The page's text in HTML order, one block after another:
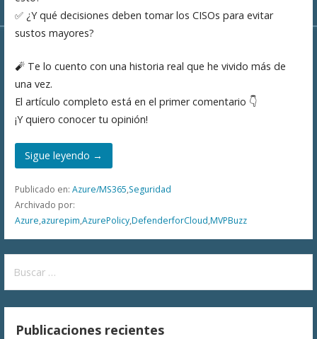
✅ ¿Y qué decisiones deben tomar los CISOs para evitar
sustos mayores?
🧨 Te lo cuento con una historia real que he vivido más de
una vez.
El artículo completo está en el primer comentario 👇
¡Y quiero conocer tu opinión!
Sigue leyendo →
Publicado en: Azure/MS365,Seguridad
Archivado por:
Azure,azurepim,AzurePolicy,DefenderforCloud,MVPBuzz
Publicaciones recientes